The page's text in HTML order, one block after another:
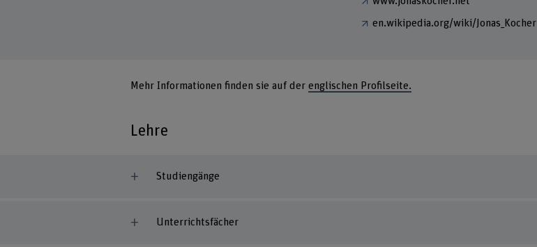
en.wikipedia.org/wiki/Jonas_Kocher
Mehr Informationen finden sie auf derenglischen Profilseite.
Lehre
Studiengänge
Unterrichtsfächer